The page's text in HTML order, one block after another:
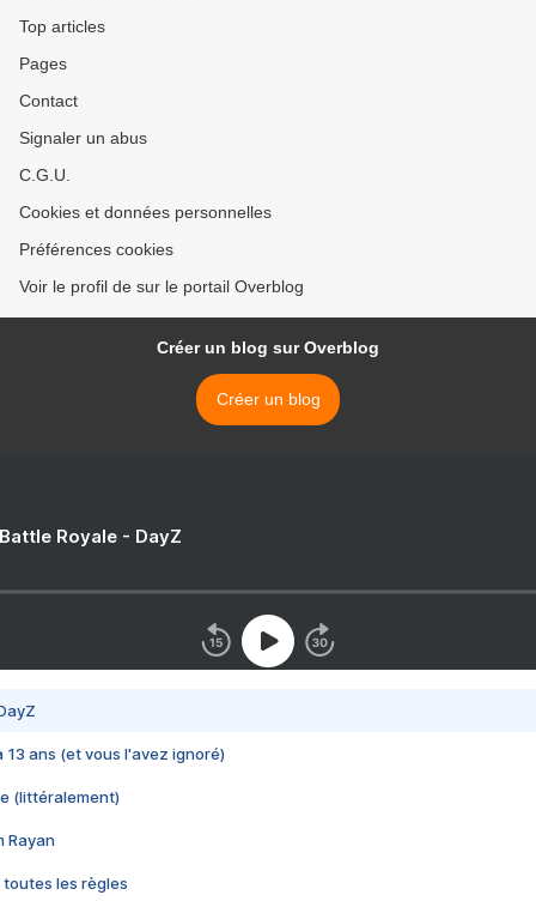
Top articles
Pages
Contact
Signaler un abus
C.G.U.
Cookies et données personnelles
Préférences cookies
Voir le profil de sur le portail Overblog
Créer un blog sur Overblog
Créer un blog
Royale - DayZ
13 ans (et vous l'avez ignoré)
(littéralement)
Rayan
toutes les règles